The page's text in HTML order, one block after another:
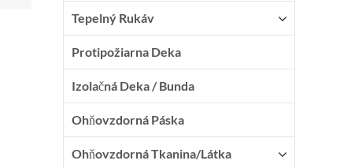
Tepelný Rukáv
Protipožiarna Deka
Izolačná Deka / Bunda
Ohňovzdorná Páska
Ohňovzdorná Tkanina/látka